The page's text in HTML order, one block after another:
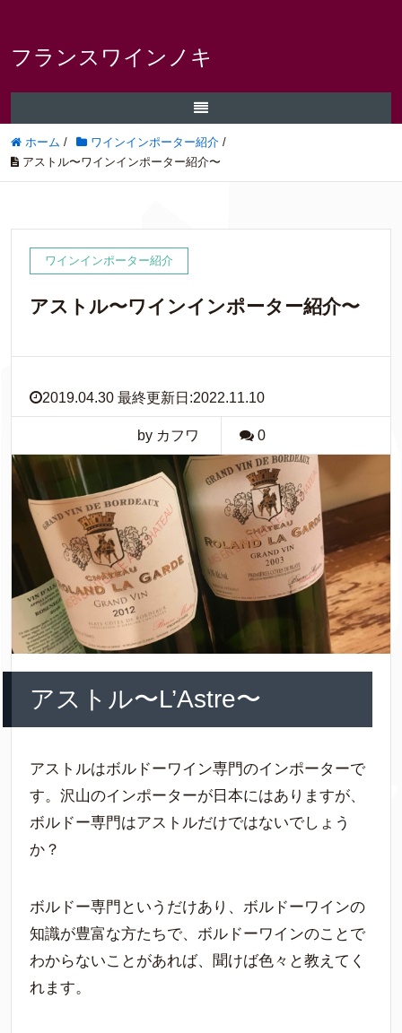
フランスワインノキ
ホーム / ワインインポーター紹介 /
アストル〜ワインインポーター紹介〜
ワインインポーター紹介
アストル〜ワインインポーター紹介〜
2019.04.30 最終更新日:2022.11.10
by カフワ 0
アストル〜L’Astre〜
アストルはボルドーワイン専門のインポーターで
す。沢山のインポーターが日本にはありますが、
ボルドー専門はアストルだけではないでしょう
か？
ボルドー専門というだけあり、ボルドーワインの
知識が豊富な方たちで、ボルドーワインのことで
わからないことがあれば、聞けば色々と教えてく
れます。